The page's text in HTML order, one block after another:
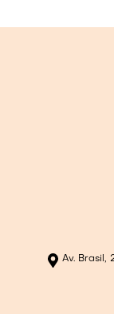
Av. Brasil,